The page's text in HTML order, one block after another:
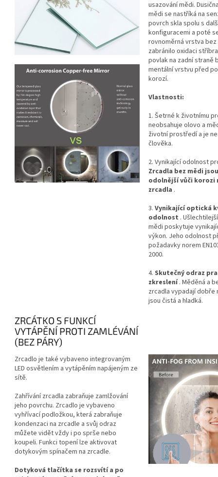
usazování mědi.
mědi se nastříká na
povrch skla spolu s
konfiguracemi a poté
rovnoměrná vrstva
zabránilo oxidaci
povlak na zadní straně
mentální vrstvu před
korozí.
Vlastnosti:
1. Šetrné k životnímu
neobsahuje olovo a
životní prostředí a je
člověka.
2. Vynikající odolnost
Zrcadla bez mědi
odolnější vůči korozi
zrcadla .
3. Vynikající optická
odolnost .
mědi poskytuje
výkon. Jeho odolnost
požadavky norem
2000.
4. Skutečný odraz
zkreslení. Měděná a
zrcadla vypadají dobře
jsou čistá a hladká.
ZRCÁTKO S FUNKCÍ
VYTÁPĚNÍ PROTI ZAMLÉVÁNÍ
(BEZ PÁRY)
Zrcadlo je také vybaveno integrovaným
LED osvětlením a vytápěním napájeným ze
sítě.
Zahřívání zrcadla zabraňuje zamlžování
jeho povrchu. Zrcadlo je vybaveno
vyhřívací podložkou, která zabraňuje
kondenzaci na zrcadle a svůj odraz
můžete vidět vždy i po sprše nebo
koupeli. Funkci topení lze aktivovat
dotykovým spínačem na zrcadle.
Dotyková tlačítka se rozsvítí a po